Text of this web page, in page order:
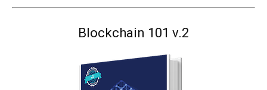
Blockchain 101 v.2